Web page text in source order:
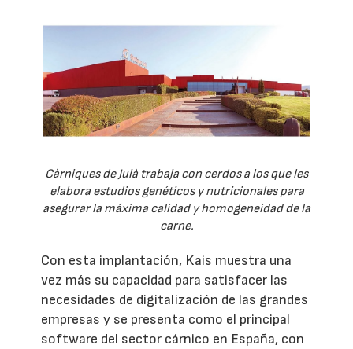
Càrniques de Juià trabaja con cerdos a los que les
elabora estudios genéticos y nutricionales para
asegurar la máxima calidad y homogeneidad de la
carne.
Con esta implantación, Kais muestra una
vez más su capacidad para satisfacer las
necesidades de digitalización de las grandes
empresas y se presenta como el principal
software del sector cárnico en España, con